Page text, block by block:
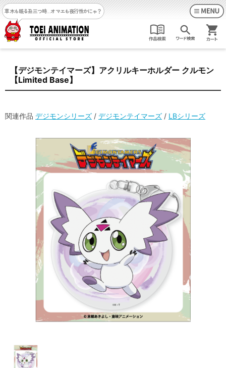
草木も眠る丑三つ時…オマエも夜行性かにゃ？
【デジモンテイマーズ】アクリルキーホルダー クルモン
【Limited Base】
関連作品 デジモンシリーズ / デジモンテイマーズ / LBシリーズ